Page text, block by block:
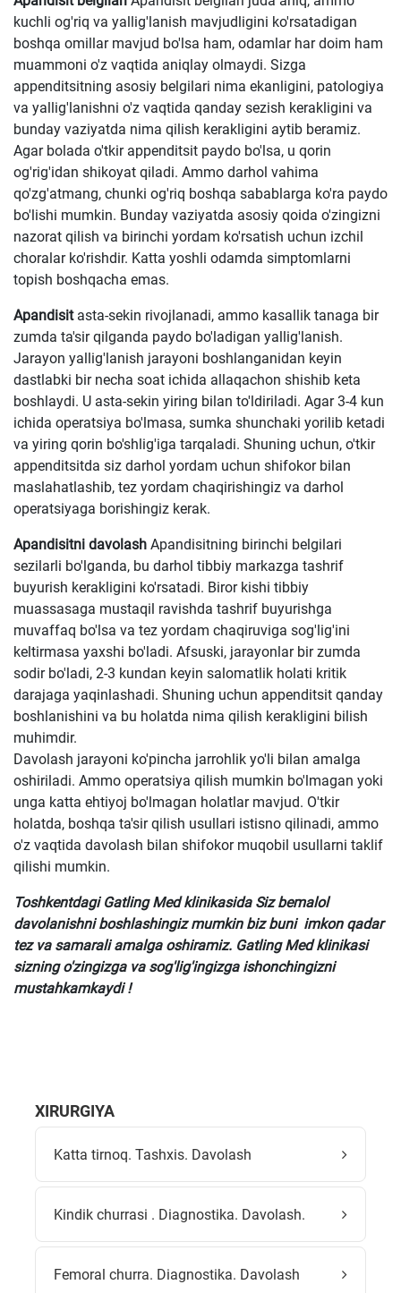
kuchli og'riq va yallig'lanish mavjudligini ko'rsatadigan
boshqa omillar mavjud bo'lsa ham, odamlar har doim ham
muammoni o'z vaqtida aniqlay olmaydi. Sizga
appenditsitning asosiy belgilari nima ekanligini, patologiya
va yallig'lanishni o'z vaqtida qanday sezish kerakligini va
bunday vaziyatda nima qilish kerakligini aytib beramiz.
Agar bolada o'tkir appenditsit paydo bo'lsa, u qorin
og'rig'idan shikoyat qiladi. Ammo darhol vahima
qo'zg'atmang, chunki og'riq boshqa sabablarga ko'ra paydo
bo'lishi mumkin. Bunday vaziyatda asosiy qoida o'zingizni
nazorat qilish va birinchi yordam ko'rsatish uchun izchil
choralar ko'rishdir. Katta yoshli odamda simptomlarni
topish boshqacha emas.
Apandisit asta-sekin rivojlanadi, ammo kasallik tanaga bir
zumda ta'sir qilganda paydo bo'ladigan yallig'lanish.
Jarayon yallig'lanish jarayoni boshlanganidan keyin
dastlabki bir necha soat ichida allaqachon shishib keta
boshlaydi. U asta-sekin yiring bilan to'ldiriladi. Agar 3-4 kun
ichida operatsiya bo'lmasa, sumka shunchaki yorilib ketadi
va yiring qorin bo'shlig'iga tarqaladi. Shuning uchun, o'tkir
appenditsitda siz darhol yordam uchun shifokor bilan
maslahatlashib, tez yordam chaqirishingiz va darhol
operatsiyaga borishingiz kerak.
Apandisitni davolash Apandisitning birinchi belgilari
sezilarli bo'lganda, bu darhol tibbiy markazga tashrif
buyurish kerakligini ko'rsatadi. Biror kishi tibbiy
muassasaga mustaqil ravishda tashrif buyurishga
muvaffaq bo'lsa va tez yordam chaqiruviga sog'lig'ini
keltirmasa yaxshi bo'ladi. Afsuski, jarayonlar bir zumda
sodir bo'ladi, 2-3 kundan keyin salomatlik holati kritik
darajaga yaqinlashadi. Shuning uchun appenditsit qanday
boshlanishini va bu holatda nima qilish kerakligini bilish
muhimdir.
Davolash jarayoni ko'pincha jarrohlik yo'li bilan amalga
oshiriladi. Ammo operatsiya qilish mumkin bo'lmagan yoki
unga katta ehtiyoj bo'lmagan holatlar mavjud. O'tkir
holatda, boshqa ta'sir qilish usullari istisno qilinadi, ammo
o'z vaqtida davolash bilan shifokor muqobil usullarni taklif
qilishi mumkin.
Toshkentdagi Gatling Med klinikasida Siz bemalol
davolanishni boshlashingiz mumkin biz buni imkon qadar
tez va samarali amalga oshiramiz. Gatling Med klinikasi
sizning o'zingizga va sog'lig'ingizga ishonchingizni
mustahkamkaydi !
XIRURGIYA
Katta tirnoq. Tashxis. Davolash
Kindik churrasi . Diagnostika. Davolash.
Femoral churra. Diagnostika. Davolash